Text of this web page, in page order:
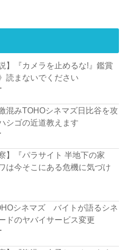
】『カメラを止めるな!』鑑賞
読まないでください
混みTOHOシネマズ日比谷を攻
シゴの近道教えます
】『パラサイト 半地下の家
は今そこにある危機に気づけ
シネマズ バイトが語るシネ
ドのヤバイサービス変更